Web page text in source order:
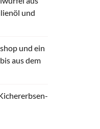
und
und ein
aus dem